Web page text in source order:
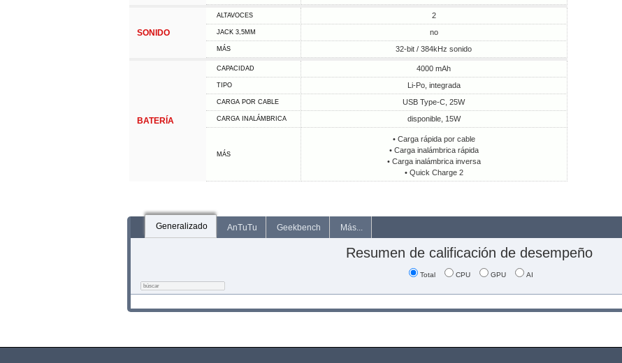
SONIDO
ALTAVOCES 2
JACK 3,5MM no
MÁS 32-bit / 384kHz sonido
BATERÍA
CAPACIDAD 4000 mAh
TIPO Li-Po, integrada
CARGA POR CABLE USB Type-C, 25W
CARGA INALÁMBRICA disponible, 15W
MÁS
• Carga rápida por cable
• Carga inalámbrica rápida
• Carga inalámbrica inversa
• Quick Charge 2
Generalizado AnTuTu Geekbench Más...
Resumen de calificación de desempeño
Total CPU GPU AI